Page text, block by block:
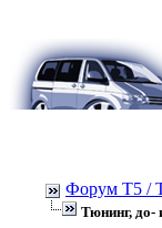
Форум Т5 /
Тюнинг, до-